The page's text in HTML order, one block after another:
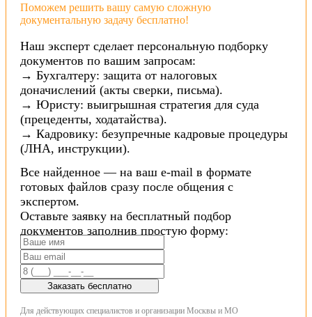
Поможем решить вашу самую сложную
документальную задачу бесплатно!
Наш эксперт сделает персональную подборку
документов по вашим запросам:
→ Бухгалтеру: защита от налоговых
доначислений (акты сверки, письма).
→ Юристу: выигрышная стратегия для суда
(прецеденты, ходатайства).
→ Кадровику: безупречные кадровые процедуры
(ЛНА, инструкции).
Все найденное — на ваш e-mail в формате
готовых файлов сразу после общения с
экспертом.
Оставьте заявку на бесплатный подбор
документов заполнив простую форму:
Заказать бесплатно
Для действующих специалистов и организации Москвы и МО